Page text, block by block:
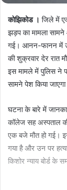
कोझिकोड ।जिले में
झड़प का मामला
गई। आनन-फानन में उसे
की शुक्रवार देर रात
इस मामले में पुलिस ने
सामने पेश किया
घटना के बारे में
कॉलेज सह अस्पताल की
एक बजे मौत हो गई।
गया है और उन पर
किशोर न्याय बोर्ड के